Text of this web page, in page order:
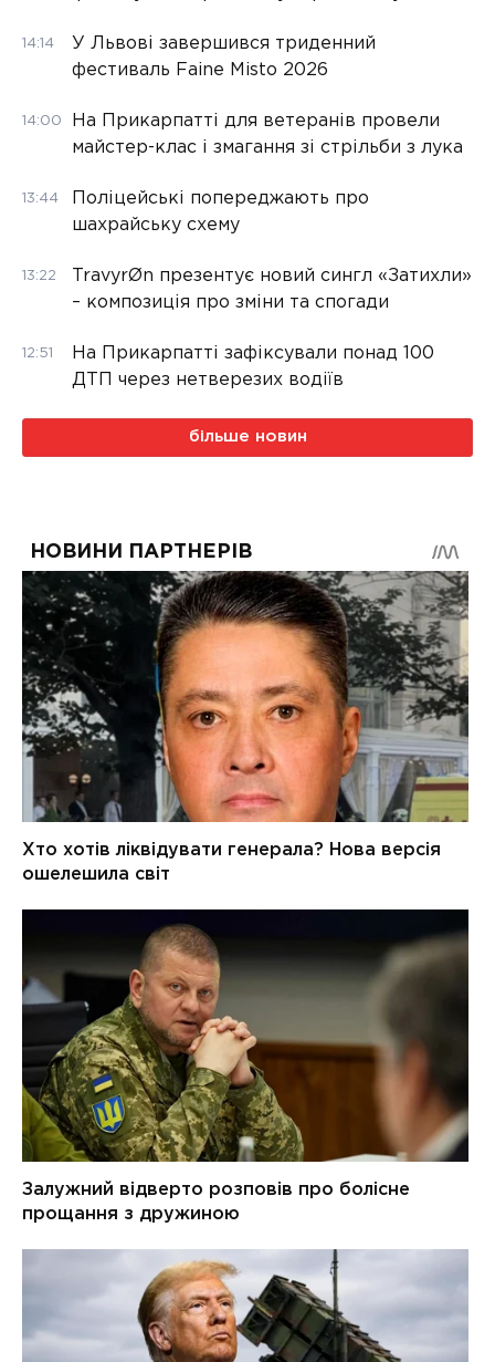
14:14
У Львові завершився триденний
фестиваль Faine Misto 2026
14:00
На Прикарпатті для ветеранів провели
майстер-клас і змагання зі стрільби з лука
13:44
Поліцейські попереджають про
шахрайську схему
13:22
TravyrØn презентує новий сингл «Затихли»
– композиція про зміни та спогади
12:51
На Прикарпатті зафіксували понад 100
ДТП через нетверезих водіїв
більше новин